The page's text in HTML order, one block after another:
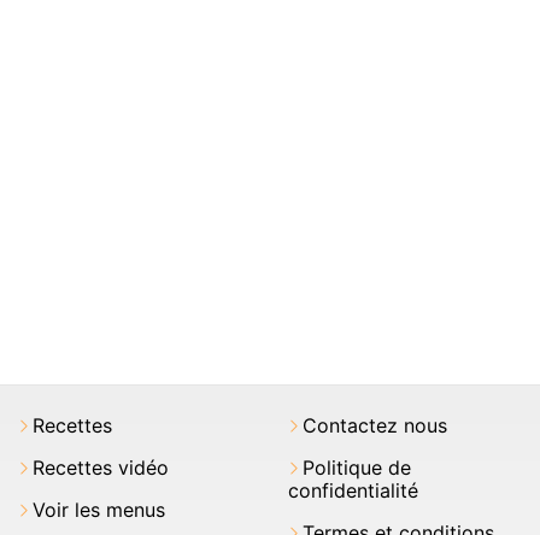
Recettes
Recettes vidéo
Voir les menus
Contactez nous
Politique de
confidentialité